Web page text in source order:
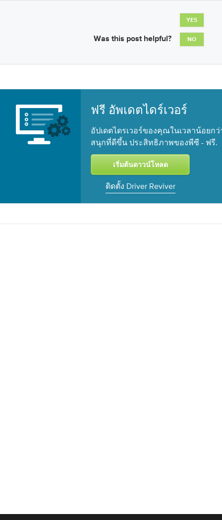
Was this post helpful?
YES
NO
ฟรี อัพเดตไดร์เวอร์
อัปเดตไดรเวอร์ของคุณในเวลาน้อยก
สนุกที่ดีขึ้น ประสิทธิภาพของพีซี - ฟรี.
ติดตั้ง Driver Reviver